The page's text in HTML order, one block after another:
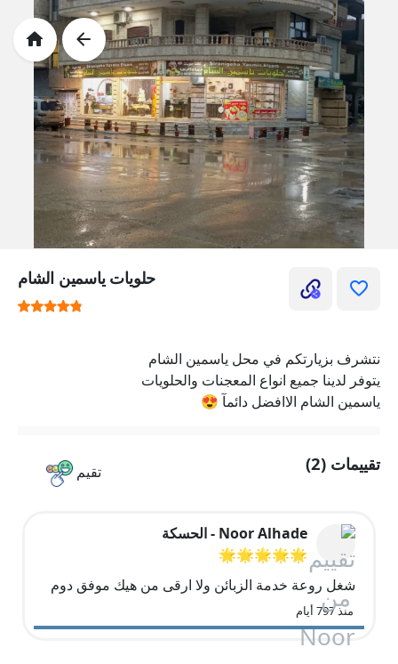
حلويات ياسمين الشام
نتشرف بزيارتكم في محل ياسمين الشام
يتوفر لدينا جميع انواع المعجنات والحلويات
ياسمين الشام الاافضل دائمآ 😍
تقيم تقييمات (2)
Noor Alhade - الحسكة
🌟🌟🌟🌟🌟
شغل روعة خدمة الزبائن ولا ارقى من هيك موفق دوم
منذ 797 أيام